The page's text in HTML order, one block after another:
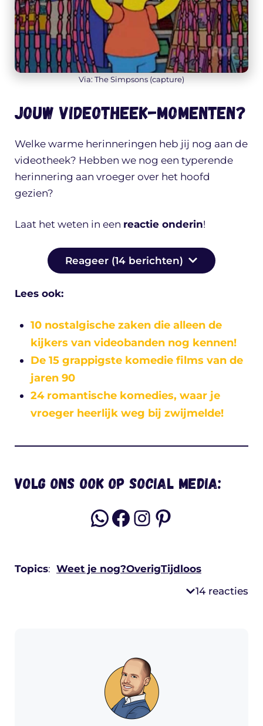
Via: The Simpsons (capture)
Jouw videotheek-momenten?
Welke warme herinneringen heb jij nog aan de
videotheek? Hebben we nog een typerende
herinnering aan vroeger over het hoofd
gezien?
Laat het weten in een reactie onderin!
Reageer (14 berichten)
Lees ook:
10 nostalgische zaken die alleen de
kijkers van videobanden nog kennen!
De 15 grappigste komedie films van de
jaren 90
24 romantische komedies, waar je
vroeger heerlijk weg bij zwijmelde!
Volg ons ook op social media:
WhatsApp
Facebook
Instagram
Pinterest
Topics: Weet je nog?OverigTijdloos
14 reacties